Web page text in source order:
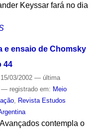
Keyssar fará no dia
e ensaio de Chomsky
44
03/2002 — última
— registrado em: Meio
, Revista Estudos
contempla o